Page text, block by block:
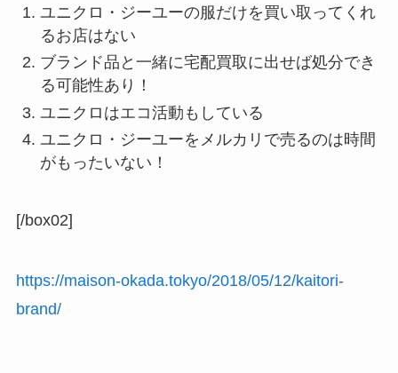
ユニクロ・ジーユーの服だけを買い取ってくれ
るお店はない
ブランド品と一緒に宅配買取に出せば処分でき
る可能性あり！
ユニクロはエコ活動もしている
ユニクロ・ジーユーをメルカリで売るのは時間
がもったいない！
[/box02]
https://maison-okada.tokyo/2018/05/12/kaitori-
brand/